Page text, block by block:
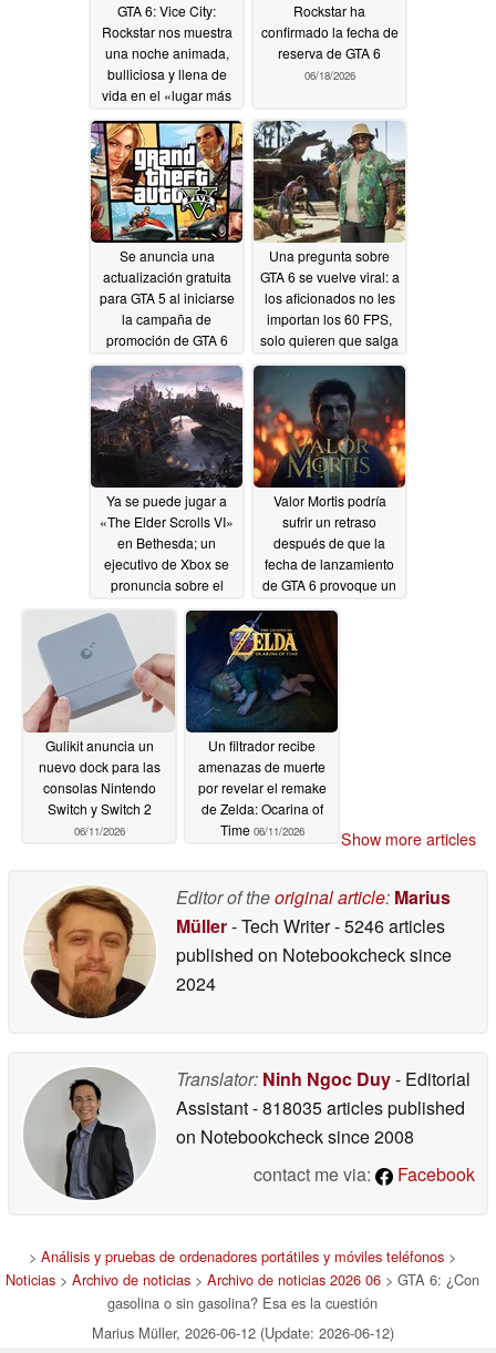
GTA 6: Vice City:
Rockstar nos muestra
una noche animada,
bulliciosa y llena de
vida en el «lugar más
Unidos»
06/19/2026
Rockstar ha
confirmado la fecha de
reserva de GTA 6
06/18/2026
Se anuncia una
actualización gratuita
para GTA 5 al iniciarse
la campaña de
promoción de GTA 6
06/18/2026
Una pregunta sobre
GTA 6 se vuelve viral: a
los aficionados no les
importan los 60 FPS,
solo quieren que salga
06/12/2026
Ya se puede jugar a
«The Elder Scrolls VI»
en Bethesda; un
ejecutivo de Xbox se
pronuncia sobre el
06/12/2026
Valor Mortis podría
sufrir un retraso
después de que la
fecha de lanzamiento
de GTA 6 provoque un
septiembre
Gulikit anuncia un
nuevo dock para las
consolas Nintendo
Switch y Switch 2
06/11/2026
Un filtrador recibe
amenazas de muerte
por revelar el remake
de Zelda: Ocarina of
Time 06/11/2026 Show more articles
Editor of theoriginal article: Marius
Müller- Tech Writer- 5246 articles
published on Notebookchecksince
2024
Translator: Ninh Ngoc Duy- Editorial
Assistant- 818035 articles published
on Notebookchecksince 2008
contact me via:
Facebook
> Análisis y pruebas de ordenadores portátiles y móviles teléfonos >
Noticias > Archivo de noticias > Archivo de noticias 2026 06 > GTA 6: ¿Con
gasolina o sin gasolina? Esa es la cuestión
Marius Müller, 2026-06-12 (Update: 2026-06-12)